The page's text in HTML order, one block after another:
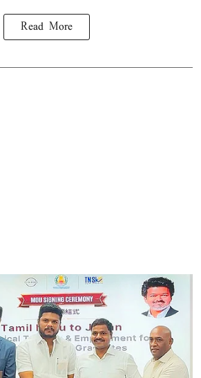
Read More